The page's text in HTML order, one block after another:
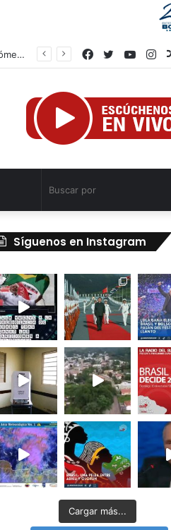
Autoridades venezolanas implementan medidas de ahorro energético ante fenómeno climatológico “Súper Niño” Twitter
Facebook
Síguenos en Instagram
Cargar más...